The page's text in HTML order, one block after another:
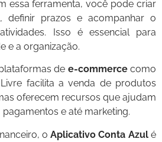
essa ferramenta, você pode criar
definir prazos e acompanhar o
Isso é essencial para
e a organização.
de e-commercecomo
facilita a venda de produtos
oferecem recursos que ajudam
e até marketing.
oAplicativo Conta Azulé